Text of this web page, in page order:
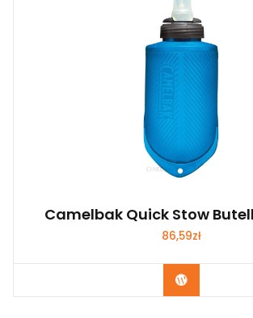
Camelbak Quick Stow
86,59zł
Kup Teraz